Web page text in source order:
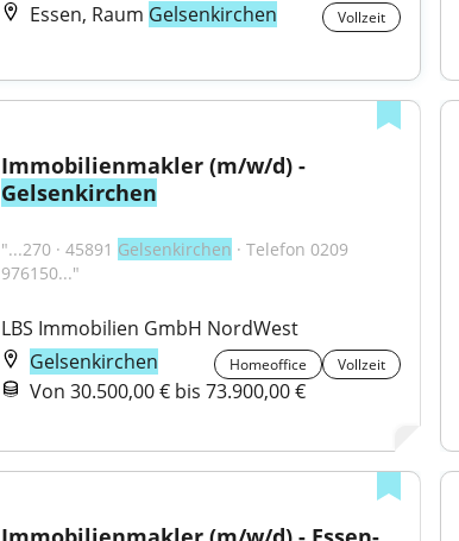
Essen, Raum Gelsenkirchen Vollzeit
Gelsenkirchen
"...270 · 45891 Gelsenkirchen · Telefon 0209
976150..."
LBS Immobilien GmbH NordWest
Gelsenkirchen
Homeoffice Vollzeit
Von 30.500,00 € bis 73.900,00 €